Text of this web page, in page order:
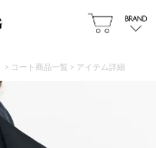
コート商品一覧 アイテム詳細